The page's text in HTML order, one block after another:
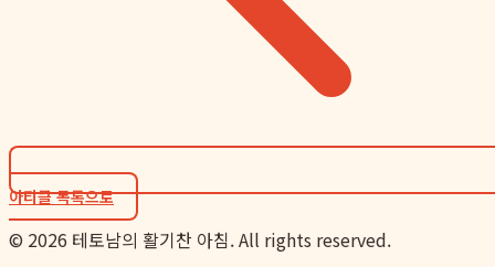
아티클 목록으로
© 2026 테토남의 활기찬 아침. All rights reserved.